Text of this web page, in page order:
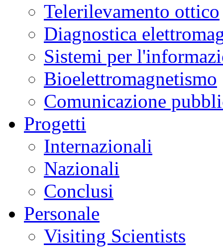
Telerilevamento ottico
Diagnostica
Sistemi per
Bioelettromagnetismo
Comunicazione
Progetti
Internazionali
Nazionali
Conclusi
Personale
Visiting Scientists